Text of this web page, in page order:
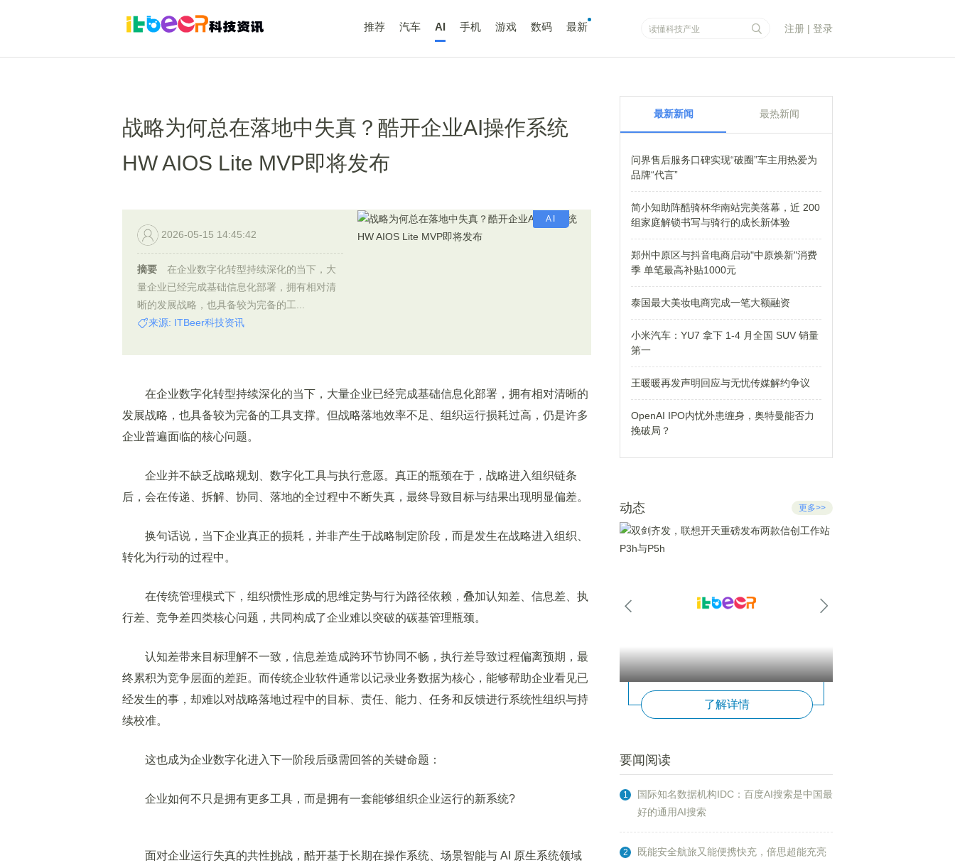
推荐 汽车 AI 手机 游戏 数码 最新 注册 | 登录
战略为何总在落地中失真？酷开企业AI操作系统
HW AIOS Lite MVP即将发布
AI
2026-05-15 14:45:42
摘要
在企业数字化转型持续深化的当下，大
量企业已经完成基础信息化部署，拥有相对清
晰的发展战略，也具备较为完备的工...
来源: ITBeer科技资讯
在企业数字化转型持续深化的当下，大量企业已经完成基础信息化部署，拥有相对清晰的
发展战略，也具备较为完备的工具支撑。但战略落地效率不足、组织运行损耗过高，仍是许多
企业普遍面临的核心问题。
企业并不缺乏战略规划、数字化工具与执行意愿。真正的瓶颈在于，战略进入组织链条
后，会在传递、拆解、协同、落地的全过程中不断失真，最终导致目标与结果出现明显偏差。
换句话说，当下企业真正的损耗，并非产生于战略制定阶段，而是发生在战略进入组织、
转化为行动的过程中。
在传统管理模式下，组织惯性形成的思维定势与行为路径依赖，叠加认知差、信息差、执
行差、竞争差四类核心问题，共同构成了企业难以突破的碳基管理瓶颈。
认知差带来目标理解不一致，信息差造成跨环节协同不畅，执行差导致过程偏离预期，最
终累积为竞争层面的差距。而传统企业软件通常以记录业务数据为核心，能够帮助企业看见已
经发生的事，却难以对战略落地过程中的目标、责任、能力、任务和反馈进行系统性组织与持
续校准。
这也成为企业数字化进入下一阶段后亟需回答的关键命题：
企业如何不只是拥有更多工具，而是拥有一套能够组织企业运行的新系统?
面对企业运行失真的共性挑战，酷开基于长期在操作系统、场景智能与 AI 原生系统领域
最新新闻 最热新闻
问界售后服务口碑实现“破圈”车主用热爱为
品牌“代言”
简小知助阵酷骑杯华南站完美落幕，近 200
组家庭解锁书写与骑行的成长新体验
郑州中原区与抖音电商启动"中原焕新"消费
季 单笔最高补贴1000元
泰国最大美妆电商完成一笔大额融资
小米汽车：YU7 拿下 1-4 月全国 SUV 销量
第一
王暖暖再发声明回应与无忧传媒解约争议
OpenAI IPO内忧外患缠身，奥特曼能否力
挽破局？
动态 更多>>
了解详情
要闻阅读
1
国际知名数据机构IDC：百度AI搜索是中国最
好的通用AI搜索
2
既能安全航旅又能便携快充，倍思超能充亮